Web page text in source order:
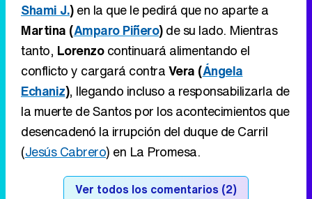
Shami J.)en la que le pedirá que no aparte a
Martina (Amparo Piñero)de su lado. Mientras
tanto, Lorenzocontinuará alimentando el
conflicto y cargará contraVera (Ángela
Echaniz), llegando incluso a responsabilizarla de
la muerte de Santos por los acontecimientos que
desencadenó la irrupción del duque de Carril
(Jesús Cabrero) en La Promesa.
Ver todos los comentarios (2)